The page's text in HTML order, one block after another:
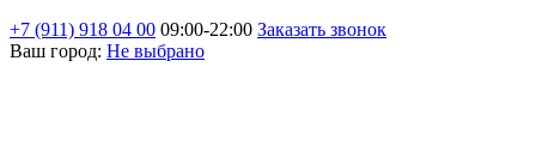
+7 (911) 918 04 00 09:00-22:00 Заказать звонок
Ваш город: Не выбрано